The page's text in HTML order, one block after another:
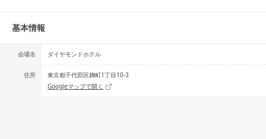
基本情報
会場名 ダイヤモンドホテル
住所
東京都千代田区麹町1丁目10-3
Googleマップで開く